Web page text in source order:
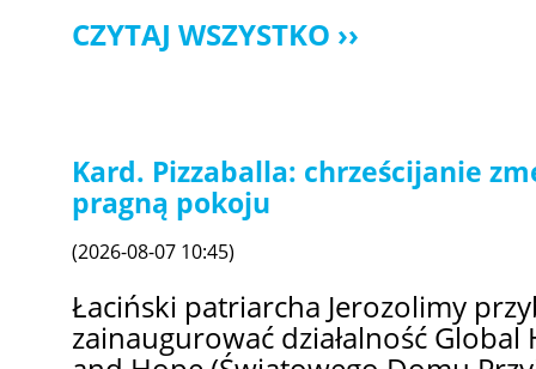
CZYTAJ WSZYSTKO
Kard. Pizzaballa: chrześcijanie
pragną pokoju
(2026-08-07 10:45)
Łaciński patriarcha Jerozolimy
zainaugurować działalność